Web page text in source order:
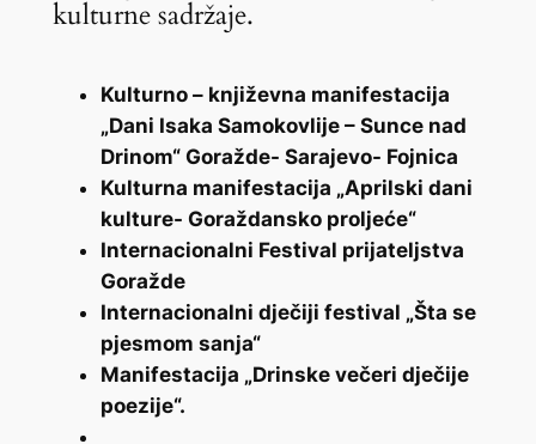
kulturne sadržaje.
Kulturno – književna manifestacija
„Dani Isaka Samokovlije – Sunce nad
Drinom“ Goražde- Sarajevo- Fojnica
Kulturna manifestacija „Aprilski dani
kulture- Goraždansko proljeće“
Internacionalni Festival prijateljstva
Goražde
Internacionalni dječiji festival „Šta se
pjesmom sanja“
Manifestacija „Drinske večeri dječije
poezije“.